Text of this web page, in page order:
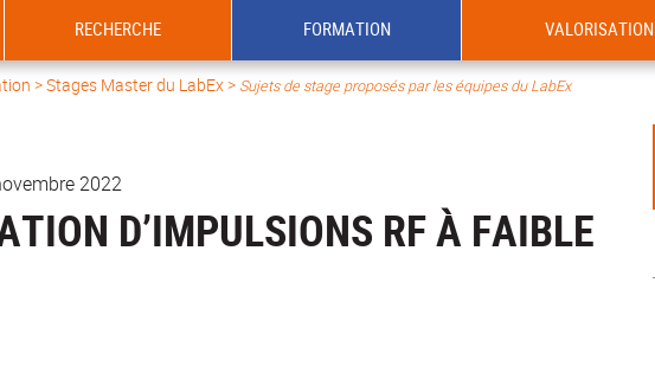
RECHERCHE FORMATION VALORISATION
>Stages Master du LabEx> Sujets de stage proposés par les équipes du LabEx
2022
D’IMPULSIONS RF À FAIBLE